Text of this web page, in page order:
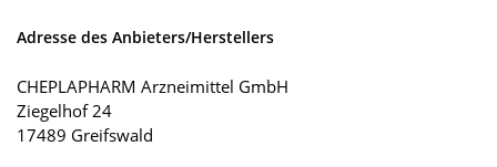
Adresse des Anbieters/Herstellers
CHEPLAPHARM Arzneimittel GmbH
Ziegelhof 24
17489 Greifswald